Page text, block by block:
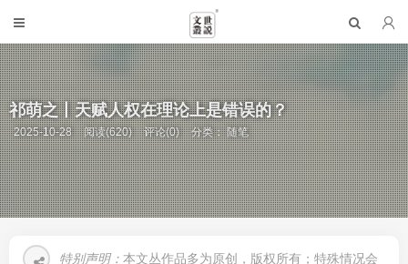
祁萌之丨天赋人权在理论上是错误的？
2025-10-28 阅读(620) 评论(0) 分类：随笔
特别声明： 本文丛作品多为原创，版权所有；特殊情况会